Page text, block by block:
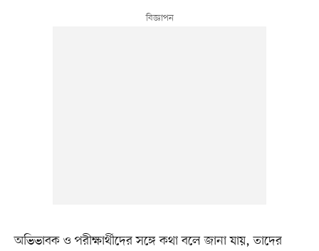
অভিভাবক ও পরীক্ষার্থীদের সঙ্গে কথা বলে জানা যায়, তাদের